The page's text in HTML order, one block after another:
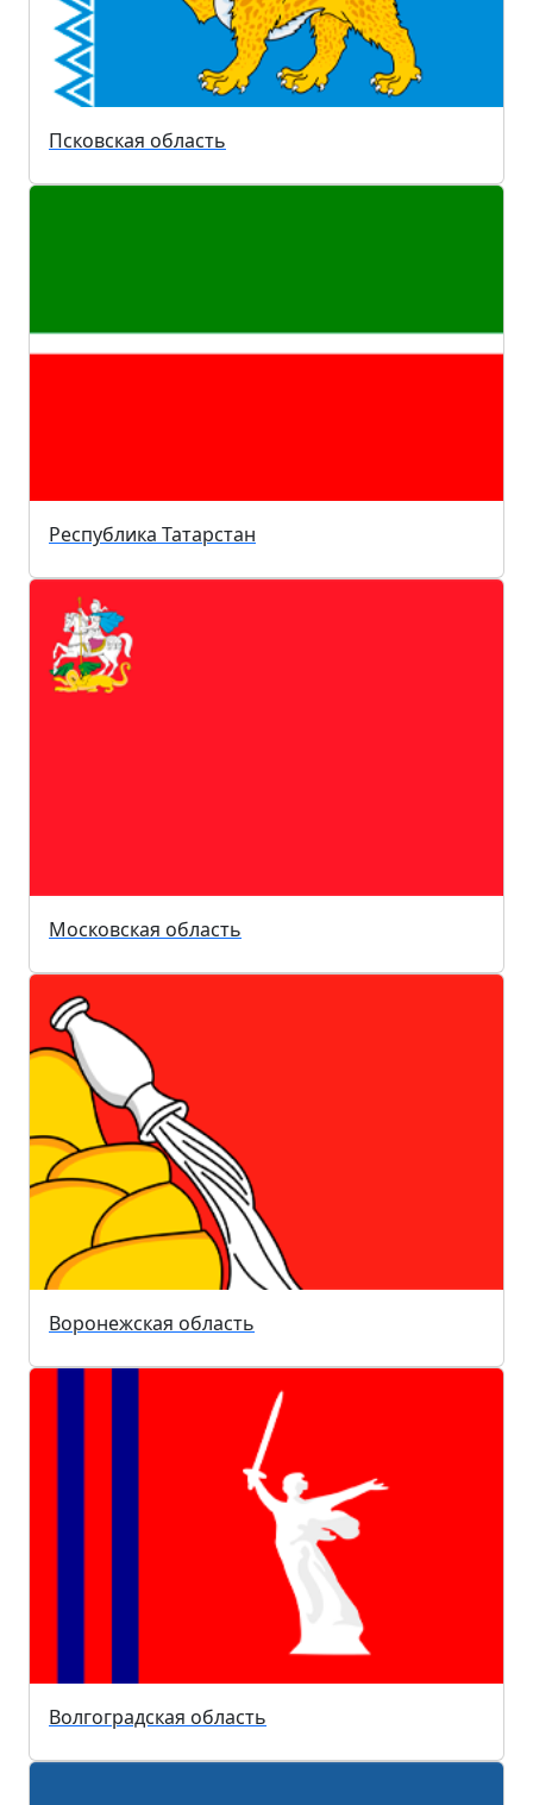
Псковская область
Республика Татарстан
Московская область
Воронежская область
Волгоградская область